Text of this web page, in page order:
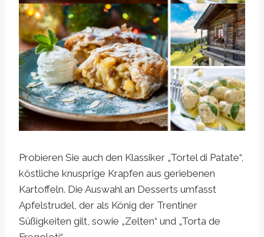
Probieren Sie auch den Klassiker „Tortel di Patate“,
köstliche knusprige Krapfen aus geriebenen
Kartoffeln. Die Auswahl an Desserts umfasst
Apfelstrudel, der als König der Trentiner
Süßigkeiten gilt, sowie „Zelten“ und „Torta de